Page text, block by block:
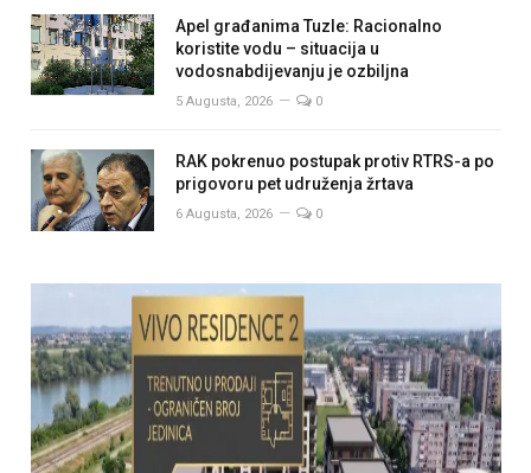
Apel građanima Tuzle: Racionalno
koristite vodu – situacija u
vodosnabdijevanju je ozbiljna
5 Augusta, 2026 0
RAK pokrenuo postupak protiv RTRS-a po
prigovoru pet udruženja žrtava
6 Augusta, 2026 0